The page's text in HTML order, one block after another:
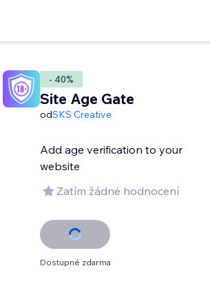
- 40%
Site Age Gate
odSKS Creative
Add age verification to your
website
Zatím žádné hodnocení
Dostupné zdarma